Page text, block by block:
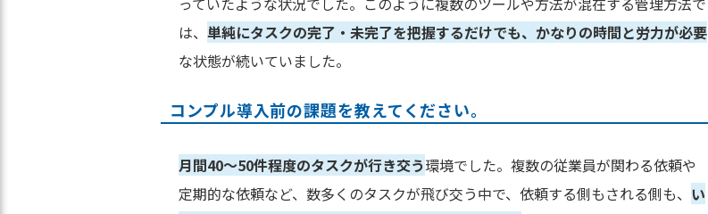
は、 単純にタスクの完了・未完了を把握するだけでも、かなりの時間と労力が必要
な状態が続いていました。
コンプル導入前の課題を教えてください。
月間40～50件程度のタスクが行き交う環境でした。複数の従業員が関わる依頼や
定期的な依頼など、数多くのタスクが飛び交う中で、依頼する側もされる側も、 い